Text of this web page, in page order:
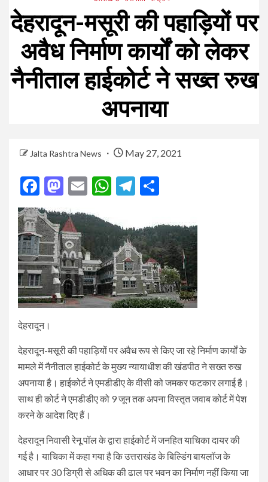
देहरादून-मसूरी की पहाड़ियों पर
अवैध निर्माण कार्यों को लेकर
नैनीताल हाईकोर्ट ने सख्त रुख
अपनाया
Jalta Rashtra News May 27, 2021
Facebook
Mastodon
EmailWhatsApp
Telegram
देहरादून।
देहरादून-मसूरी की पहाड़ियों पर अवैध रूप से किए जा रहे निर्माण कार्यों के
मामले में नैनीताल हाईकोर्ट के मुख्य न्यायाधीश की खंडपीठ ने सख्त रुख
अपनाया है। हाईकोर्ट ने एमडीडीए के वीसी को जमकर फटकार लगाई है।
साथ ही कोर्ट ने एमडीडीए को 9 जून तक अपना विस्तृत जवाब कोर्ट में पेश
करने के आदेश दिए हैं।
देहरादून निवासी रेनू पॉल के द्वारा हाईकोर्ट में जनहित याचिका दायर की
गई है। याचिका में कहा गया है कि उत्तराखंड के बिल्डिंग बायलॉज के
आधार पर 30 डिग्री से अधिक की ढाल पर भवन का निर्माण नहीं किया जा